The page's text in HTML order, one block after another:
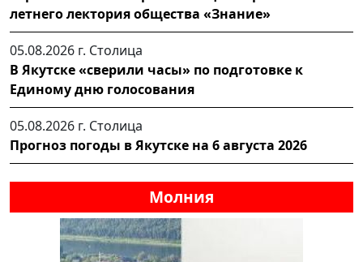
летнего лектория общества «Знание»
05.08.2026 г. Столица
В Якутске «сверили часы» по подготовке к
Единому дню голосования
05.08.2026 г. Столица
Прогноз погоды в Якутске на 6 августа 2026
Молния